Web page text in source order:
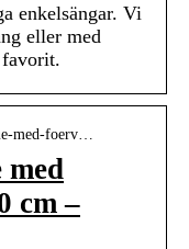
enkelsängar. Vi
eller med
med-foerv…
med
cm –